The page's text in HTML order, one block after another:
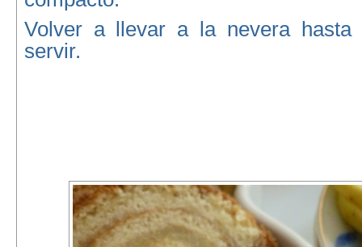
Volver a llevar a la nevera hasta
servir.